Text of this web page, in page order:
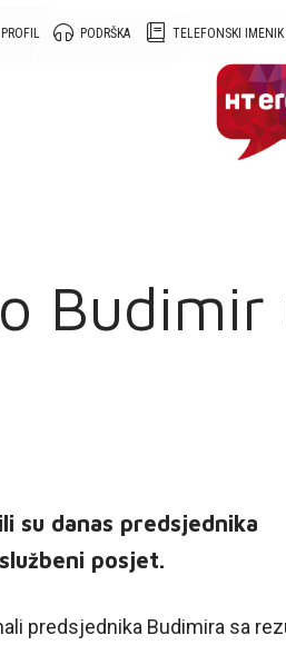
TELEFONSKI IMENIK
PODRŠKA
Budimir
su danas predsjednika
posjet.
predsjednika Budimira sa